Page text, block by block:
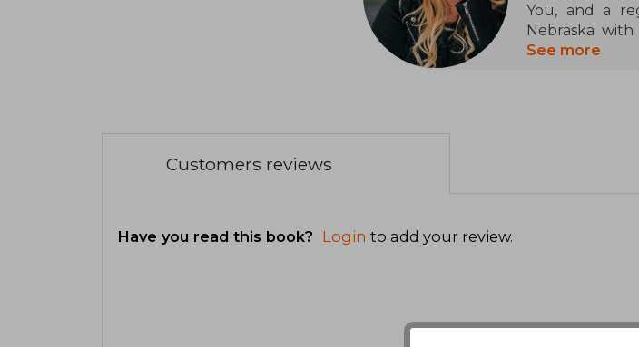
You, and a
Nebraska
reading or
See more
Customers reviews
Have you read this book? Login to add your review.